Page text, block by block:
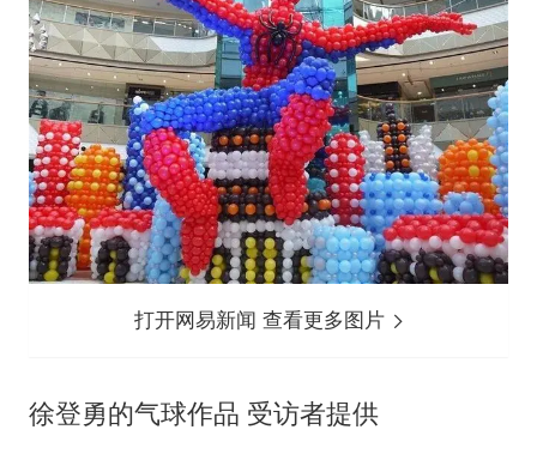
打开网易新闻 查看更多图片
徐登勇的气球作品 受访者提供